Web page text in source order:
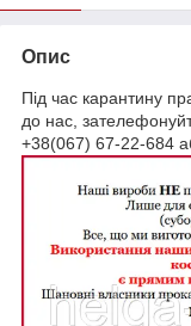
Опис
Під час карантину
до нас,
+38(067) 67-22-684